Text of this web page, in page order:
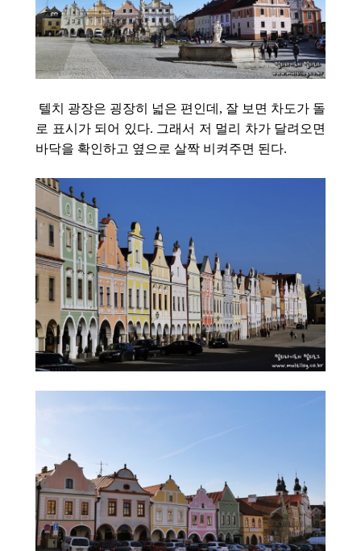
텔치 광장은 굉장히 넓은 편인데, 잘 보면 차도가 돌
로 표시가 되어 있다. 그래서 저 멀리 차가 달려오면
바닥을 확인하고 옆으로 살짝 비켜주면 된다.